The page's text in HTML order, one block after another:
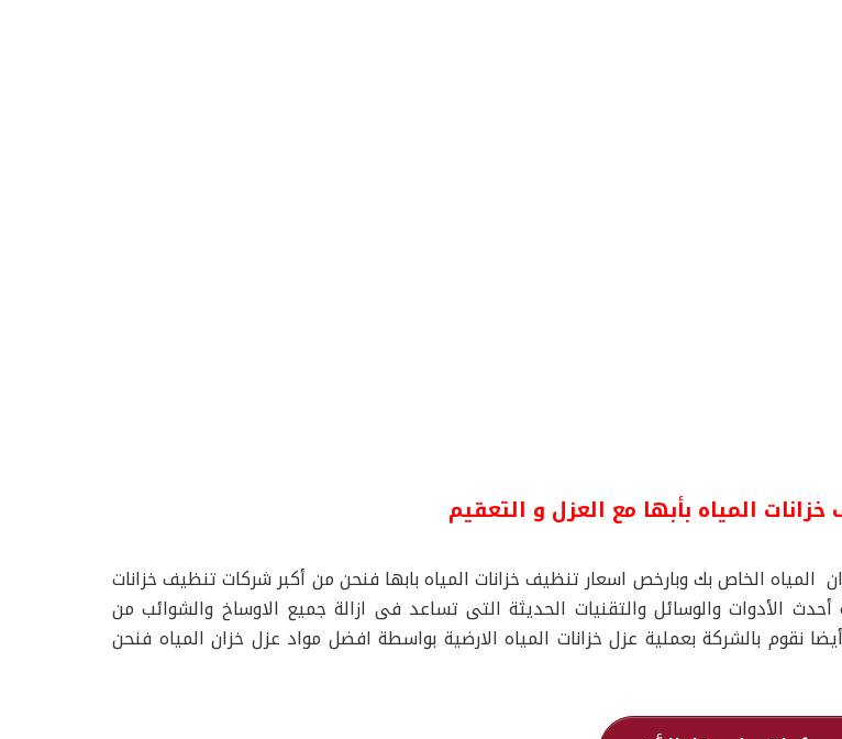
المياه بأبها مع العزل و التعقيم
الخاص بك وبارخص اسعار تنظيف خزانات المياه بابها فنحن من أكبر شركات تنظيف خزانات
الأدوات والوسائل والتقنيات الحديثة التى تساعد فى ازالة جميع الاوساخ والشوائب من
بالشركة بعملية عزل خزانات المياه الارضية بواسطة افضل مواد عزل خزان المياه فنحن